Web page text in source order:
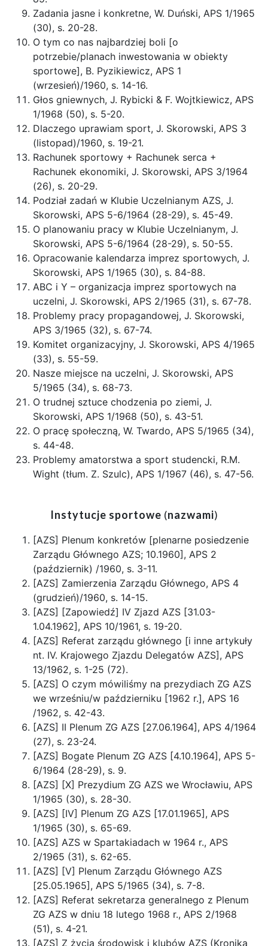
Zadania jasne i konkretne, W. Duński, APS 1/1965
(30), s. 20-28.
O tym co nas najbardziej boli [o
potrzebie/planach inwestowania w obiekty
sportowe], B. Pyzikiewicz, APS 1
(wrzesień)/1960, s. 14-16.
Głos gniewnych, J. Rybicki & F. Wojtkiewicz, APS
1/1968 (50), s. 5-20.
Dlaczego uprawiam sport, J. Skorowski, APS 3
(listopad)/1960, s. 19-21.
Rachunek sportowy + Rachunek serca +
Rachunek ekonomiki, J. Skorowski, APS 3/1964
(26), s. 20-29.
Podział zadań w Klubie Uczelnianym AZS, J.
Skorowski, APS 5-6/1964 (28-29), s. 45-49.
O planowaniu pracy w Klubie Uczelnianym, J.
Skorowski, APS 5-6/1964 (28-29), s. 50-55.
Opracowanie kalendarza imprez sportowych, J.
Skorowski, APS 1/1965 (30), s. 84-88.
ABC i Y – organizacja imprez sportowych na
uczelni, J. Skorowski, APS 2/1965 (31), s. 67-78.
Problemy pracy propagandowej, J. Skorowski,
APS 3/1965 (32), s. 67-74.
Komitet organizacyjny, J. Skorowski, APS 4/1965
(33), s. 55-59.
Nasze miejsce na uczelni, J. Skorowski, APS
5/1965 (34), s. 68-73.
O trudnej sztuce chodzenia po ziemi, J.
Skorowski, APS 1/1968 (50), s. 43-51.
O pracę społeczną, W. Twardo, APS 5/1965 (34),
s. 44-48.
Problemy amatorstwa a sport studencki, R.M.
Wight (tłum. Z. Szulc), APS 1/1967 (46), s. 47-56.
Instytucje sportowe (nazwami)
[AZS] Plenum konkretów [plenarne posiedzenie
Zarządu Głównego AZS; 10.1960], APS 2
(październik) /1960, s. 3-11.
[AZS] Zamierzenia Zarządu Głównego, APS 4
(grudzień)/1960, s. 14-15.
[AZS] [Zapowiedź] IV Zjazd AZS [31.03-
1.04.1962], APS 10/1961, s. 19-20.
[AZS] Referat zarządu głównego [i inne artykuły
nt. IV. Krajowego Zjazdu Delegatów AZS], APS
13/1962, s. 1-25 (72).
[AZS] O czym mówiliśmy na prezydiach ZG AZS
we wrześniu/w październiku [1962 r.], APS 16
/1962, s. 42-43.
[AZS] II Plenum ZG AZS [27.06.1964], APS 4/1964
(27), s. 23-24.
[AZS] Bogate Plenum ZG AZS [4.10.1964], APS 5-
6/1964 (28-29), s. 9.
[AZS] [X] Prezydium ZG AZS we Wrocławiu, APS
1/1965 (30), s. 28-30.
[AZS] [IV] Plenum ZG AZS [17.01.1965], APS
1/1965 (30), s. 65-69.
[AZS] AZS w Spartakiadach w 1964 r., APS
2/1965 (31), s. 62-65.
[AZS] [V] Plenum Zarządu Głównego AZS
[25.05.1965], APS 5/1965 (34), s. 7-8.
[AZS] Referat sekretarza generalnego z Plenum
ZG AZS w dniu 18 lutego 1968 r., APS 2/1968
(51), s. 4-21.
[AZS] Z życia środowisk i klubów AZS (Kronika